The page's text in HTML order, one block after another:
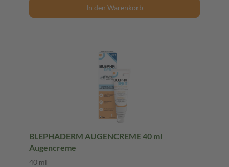
In den Warenkorb
BLEPHADERM AUGENCREME 40 ml
Augencreme
40 ml